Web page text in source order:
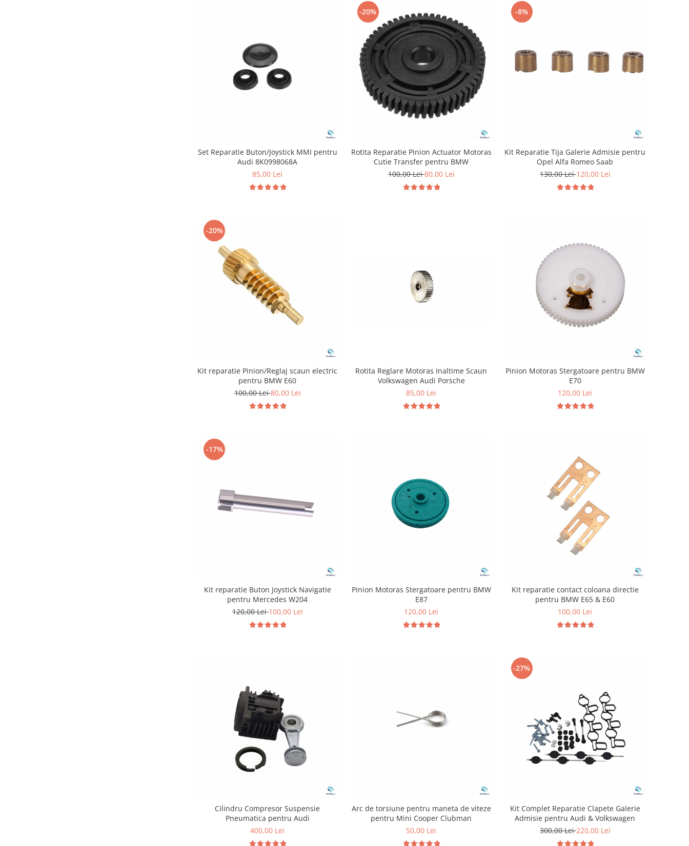
Set Reparatie Buton/Joystick MMI pentru
Audi 8K0998068A
85,00 Lei
-20%
Rotita Reparatie Pinion Actuator Motoras
Cutie Transfer pentru BMW
100,00 Lei80,00 Lei
-8%
Kit Reparatie Tija Galerie Admisie pentru
Opel Alfa Romeo Saab
130,00 Lei120,00 Lei
-20%
Kit reparatie Pinion/Reglaj scaun electric
pentru BMW E60
100,00 Lei80,00 Lei
Rotita Reglare Motoras Inaltime Scaun
Volkswagen Audi Porsche
85,00 Lei
Pinion Motoras Stergatoare pentru BMW
E70
120,00 Lei
-17%
Kit reparatie Buton Joystick Navigatie
pentru Mercedes W204
120,00 Lei100,00 Lei
Pinion Motoras Stergatoare pentru BMW
E87
120,00 Lei
Kit reparatie contact coloana directie
pentru BMW E65 & E60
100,00 Lei
Cilindru Compresor Suspensie
Pneumatica pentru Audi
400,00 Lei
Arc de torsiune pentru maneta de viteze
pentru Mini Cooper Clubman
50,00 Lei
-27%
Kit Complet Reparatie Clapete Galerie
Admisie pentru Audi & Volkswagen
300,00 Lei220,00 Lei